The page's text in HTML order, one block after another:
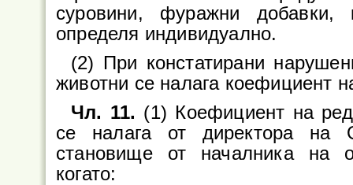
суровини, фуражни
определя индивидуално.
(2) При констатирани
животни се налага коефициент
Чл. 11. (1) Коефициент на
се налага от директора на
становище от началника на
когато: